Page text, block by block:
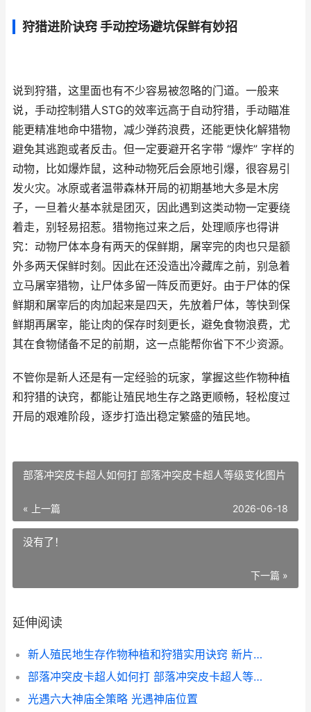
狩猎进阶诀窍 手动控场避坑保鲜有妙招
说到狩猎，这里面也有不少容易被忽略的门道。一般来
说，手动控制猎人STG的效率远高于自动狩猎，手动瞄准
能更精准地命中猎物，减少弹药浪费，还能更快化解猎物
避免其逃跑或者反击。但一定要避开名字带 “爆炸” 字样的
动物，比如爆炸鼠，这种动物死后会原地引爆，很容易引
发火灾。冰原或者温带森林开局的初期基地大多是木房
子，一旦着火基本就是团灭，因此遇到这类动物一定要绕
着走，别轻易招惹。猎物拖过来之后，处理顺序也得讲
究：动物尸体本身有两天的保鲜期，屠宰完的肉也只是额
外多两天保鲜时刻。因此在还没造出冷藏库之前，别急着
立马屠宰猎物，让尸体多留一阵反而更好。由于尸体的保
鲜期和屠宰后的肉加起来是四天，先放着尸体，等快到保
鲜期再屠宰，能让肉的保存时刻更长，避免食物浪费，尤
其在食物储备不足的前期，这一点能帮你省下不少资源。
不管你是新人还是有一定经验的玩家，掌握这些作物种植
和狩猎的诀窍，都能让殖民地生存之路更顺畅，轻松度过
开局的艰难阶段，逐步打造出稳定繁盛的殖民地。
部落冲突皮卡超人如何打 部落冲突皮卡超人等级变化图片
« 上一篇 2026-06-18
没有了！
下一篇 »
延伸阅读
新人殖民地生存作物种植和狩猎实用诀窍 新片殖民地
部落冲突皮卡超人如何打 部落冲突皮卡超人等级变化图片
光遇六大神庙全策略 光遇神庙位置